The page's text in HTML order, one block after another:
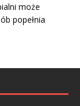
może
popełnia